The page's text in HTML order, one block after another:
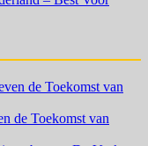
de Toekomst van